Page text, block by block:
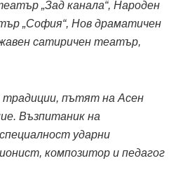
„Зад канала“, Народен
„София“, Нов драматичен
сатиричен театър,
традиции, пътят на Асен
Възпитаник на
ударни
композитор и педагог